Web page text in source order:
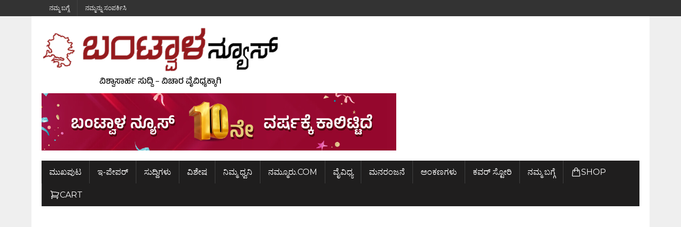
ನಮ್ಮ ಬಗ್ಗೆ ನಮ್ಮನ್ನು ಸಂಪರ್ಕಿಸಿ
ಮುಖಪುಟ ಇ-ಪೇಪರ್ ಸುದ್ದಿಗಳು ವಿಶೇಷ ನಿಮ್ಮ ಧ್ವನಿ ನಮ್ಮೂರು.COM ವೈವಿಧ್ಯ ಮನರಂಜನೆ ಅಂಕಣಗಳು ಕವರ್ ಸ್ಟೋರಿ ನಮ್ಮ ಬಗ್ಗೆ SHOP
CART